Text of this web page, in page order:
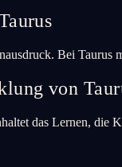
Bei
von
das Lernen, die